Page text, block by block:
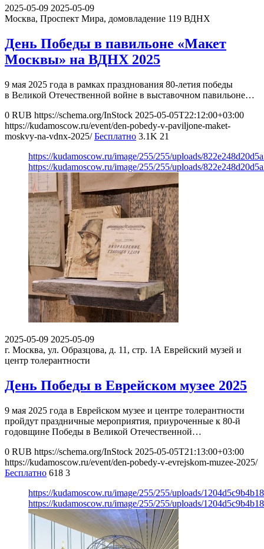
2025-05-09 2025-05-09
Москва, Проспект Мира, домовладение 119 ВДНХ
День Победы в павильоне «Макет
Москвы» на ВДНХ 2025
9 мая 2025 года в рамках празднования 80-летия победы
в Великой Отечественной войне в выставочном павильоне…
0 RUB https://schema.org/InStock 2025-05-05T22:12:00+03:00
https://kudamoscow.ru/event/den-pobedy-v-paviljone-maket-
moskvy-na-vdnx-2025/ Бесплатно 3.1K 21
https://kudamoscow.ru/image/255/255/uploads/
https://kudamoscow.ru/image/255/255/uploads/
2025-05-09 2025-05-09
г. Москва, ул. Образцова, д. 11, стр. 1А Еврейский музей и
центр толерантности
День Победы в Еврейском музее 2025
9 мая 2025 года в Еврейском музее и центре толерантности
пройдут праздничные мероприятия, приуроченные к 80-й
годовщине Победы в Великой Отечественной…
0 RUB https://schema.org/InStock 2025-05-05T21:13:00+03:00
https://kudamoscow.ru/event/den-pobedy-v-evrejskom-muzee-2025/
Бесплатно 618 3
https://kudamoscow.ru/image/255/255/uploads/
https://kudamoscow.ru/image/255/255/uploads/